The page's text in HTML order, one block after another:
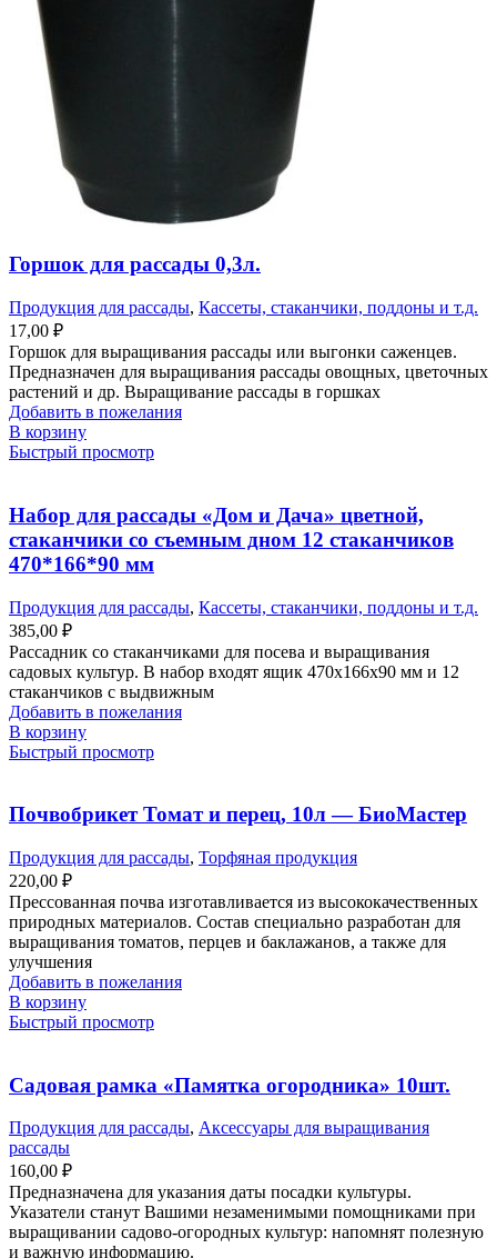
Горшок для рассады 0,3л.
Продукция для рассады, Кассеты, стаканчики, поддоны и т.д.
17,00 ₽
Горшок для выращивания рассады или выгонки саженцев.
Предназначен для выращивания рассады овощных, цветочных
растений и др. Выращивание рассады в горшках
Добавить в пожелания
В корзину
Быстрый просмотр
Набор для рассады «Дом и Дача» цветной,
стаканчики со съемным дном 12 стаканчиков
470*166*90 мм
Продукция для рассады, Кассеты, стаканчики, поддоны и т.д.
385,00 ₽
Рассадник со стаканчиками для посева и выращивания
садовых культур. В набор входят ящик 470х166х90 мм и 12
стаканчиков с выдвижным
Добавить в пожелания
В корзину
Быстрый просмотр
Почвобрикет Томат и перец, 10л — БиоМастер
Продукция для рассады, Торфяная продукция
220,00 ₽
Прессованная почва изготавливается из высококачественных
природных материалов. Состав специально разработан для
выращивания томатов, перцев и баклажанов, а также для
улучшения
Добавить в пожелания
В корзину
Быстрый просмотр
Садовая рамка «Памятка огородника» 10шт.
Продукция для рассады, Аксессуары для выращивания
рассады
160,00 ₽
Предназначена для указания даты посадки культуры.
Указатели станут Вашими незаменимыми помощниками при
выращивании садово-огородных культур: напомнят полезную
и важную информацию.